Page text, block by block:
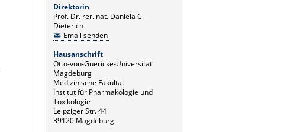
Direktorin
Prof. Dr. rer. nat. Daniela C.
Dieterich
Email senden
Hausanschrift
Otto-von-Guericke-Universität
Magdeburg
Medizinische Fakultät
Institut für Pharmakologie und
Toxikologie
Leipziger Str. 44
39120 Magdeburg